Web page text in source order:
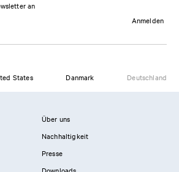
an
Anmelden
States Danmark Deutschland
Über uns
Nachhaltigkeit
Presse